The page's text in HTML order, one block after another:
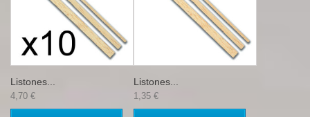
Listones...
4,70 €
Listones...
1,35 €